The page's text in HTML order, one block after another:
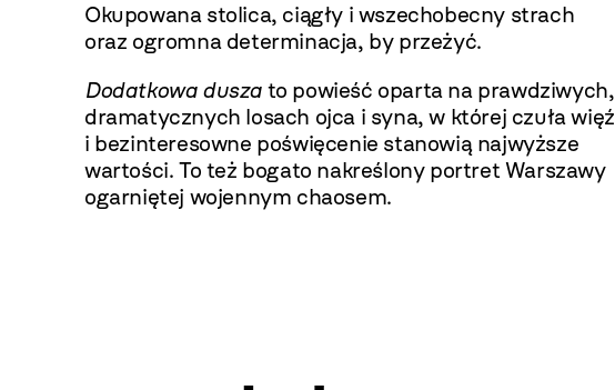
Okupowana stolica, ciągły i wszechobecny strach
oraz ogromna determinacja, by przeżyć.
Dodatkowa dusza to powieść oparta na prawdziwych,
dramatycznych losach ojca i syna, w której czuła więź
i bezinteresowne poświęcenie stanowią najwyższe
wartości. To też bogato nakreślony portret Warszawy
ogarniętej wojennym chaosem.